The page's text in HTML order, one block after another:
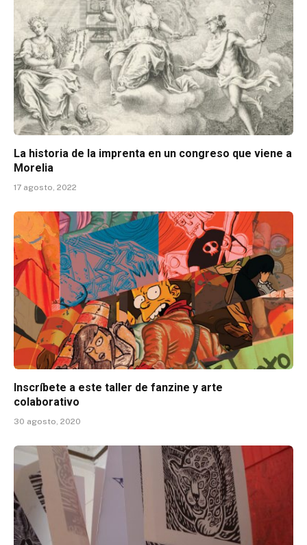
La historia de la imprenta en un congreso que viene a
Morelia
17 agosto, 2022
Inscríbete a este taller de fanzine y arte
colaborativo
30 agosto, 2020